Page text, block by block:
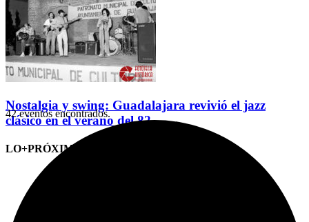
Nostalgia y swing: Guadalajara revivió el jazz
clásico en el verano del 82
LO+PRÓXIMO (CITAS)
42 eventos encontrados.